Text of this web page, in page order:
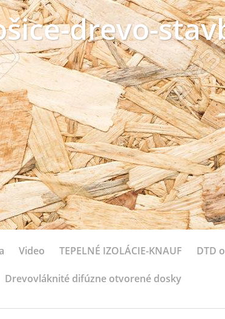
drevo-
Video TEPELNÉ IZOLÁCIE-KNAUF DTD
Drevovláknité difúzne otvorené dosky